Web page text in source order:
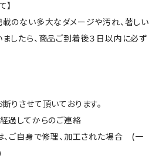
】
のない多大なダメージや汚れ、著しい
したら、商品ご到着後３日以内に必ず
りさせて頂いております。
過してからのご連絡
、ご自身で修理、加工された場合 (一